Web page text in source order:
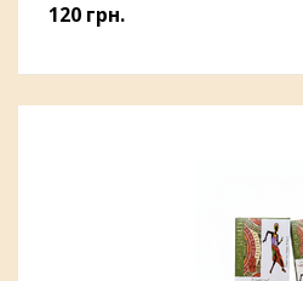
120 грн.